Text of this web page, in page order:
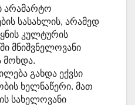
არამარტო
სასახლის, არამედ
კულტურის
მნიშვნელოვანი
მოხდა.
გახდა ექვსი
ხელნაწერი. მათ
სახელოვანი